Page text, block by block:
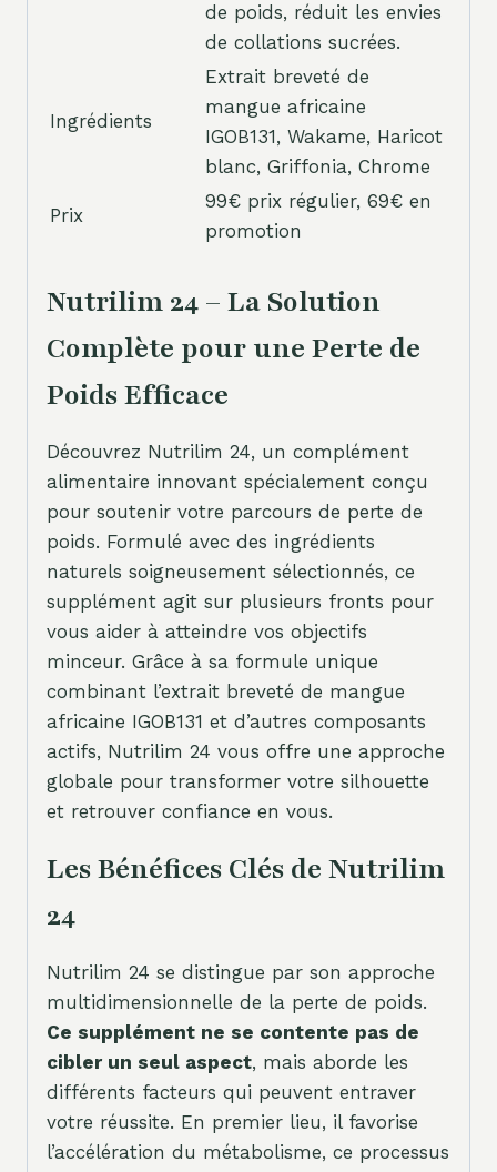
de poids, réduit les envies
de collations sucrées.
Ingrédients
Extrait breveté de
mangue africaine
IGOB131, Wakame, Haricot
blanc, Griffonia, Chrome
Prix
99€ prix régulier, 69€ en
promotion
Nutrilim 24 – La Solution
Complète pour une Perte de
Poids Efficace
Découvrez Nutrilim 24, un complément
alimentaire innovant spécialement conçu
pour soutenir votre parcours de perte de
poids. Formulé avec des ingrédients
naturels soigneusement sélectionnés, ce
supplément agit sur plusieurs fronts pour
vous aider à atteindre vos objectifs
minceur. Grâce à sa formule unique
combinant l’extrait breveté de mangue
africaine IGOB131 et d’autres composants
actifs, Nutrilim 24 vous offre une approche
globale pour transformer votre silhouette
et retrouver confiance en vous.
Les Bénéfices Clés de Nutrilim
24
Nutrilim 24 se distingue par son approche
multidimensionnelle de la perte de poids.
Ce supplément ne se contente pas de
cibler un seul aspect, mais aborde les
différents facteurs qui peuvent entraver
votre réussite. En premier lieu, il favorise
l’accélération du métabolisme, ce processus